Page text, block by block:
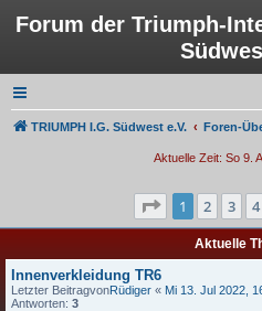
Forum der Triumph-
TRIUMPH I.G. Südwest e.V. Foren-
Aktuelle Zeit: So 9.
Seite 1von 10
1 2 3 4
Aktuelle
Innenverkleidung TR6
Letzter BeitragvonRüdiger « Mi 13. Jul 2022,
Antworten: 3